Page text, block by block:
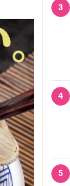
3
4
5